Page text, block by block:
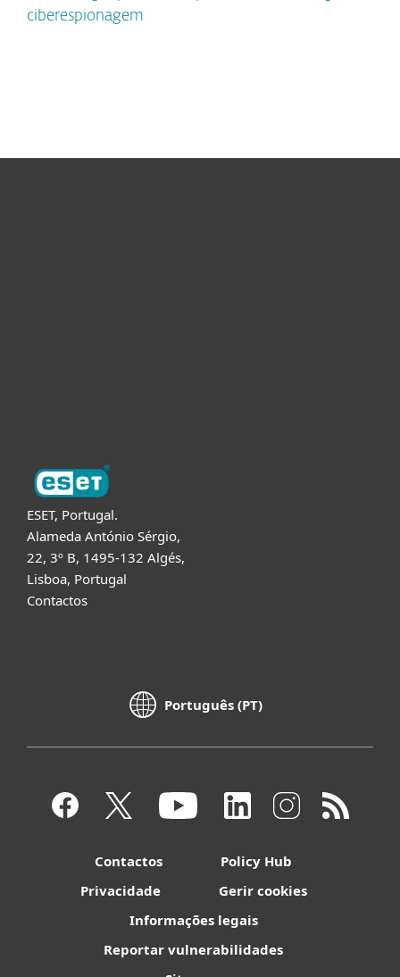
ciberespionagem
ESET, Portugal.
Alameda António Sérgio,
22, 3º B, 1495-132 Algés,
Lisboa, Portugal
Contactos
Português (PT)
Contactos
Policy Hub
Privacidade
Gerir cookies
Informações legais
Reportar vulnerabilidades